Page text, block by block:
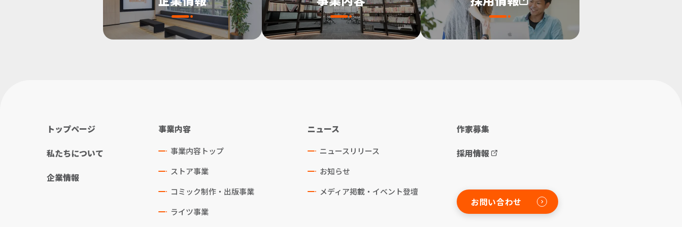
トップページ
私たちについて
企業情報
事業内容
事業内容トップ
ストア事業
コミック制作・出版事業
ライツ事業
ニュース
ニュースリリース
お知らせ
メディア掲載・イベント登壇
作家募集
採用情報
お問い合わせ